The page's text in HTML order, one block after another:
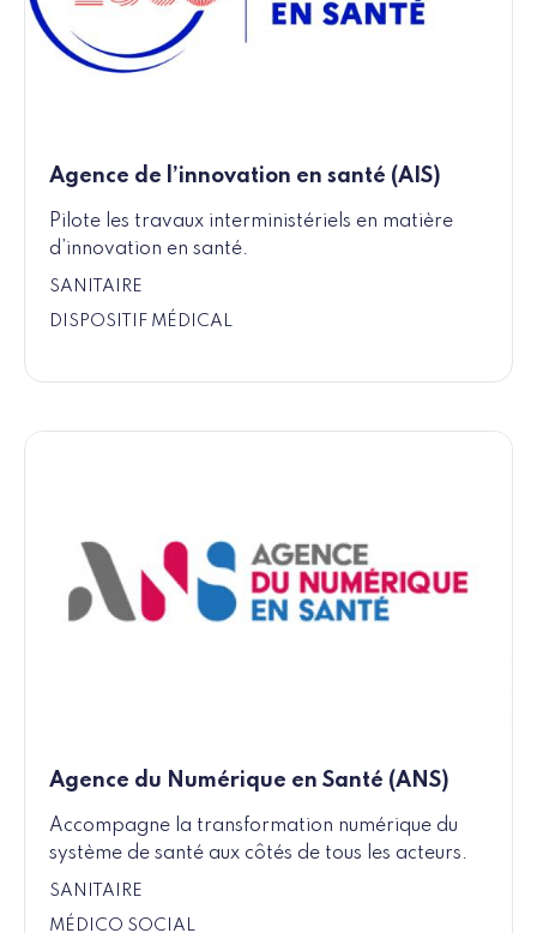
Agence de l’innovation en santé (AIS)
Pilote les travaux interministériels en matière
d’innovation en santé.
SANITAIRE
DISPOSITIF MÉDICAL
Agence du Numérique en Santé (ANS)
Accompagne la transformation numérique du
système de santé aux côtés de tous les acteurs.
SANITAIRE
MÉDICO SOCIAL